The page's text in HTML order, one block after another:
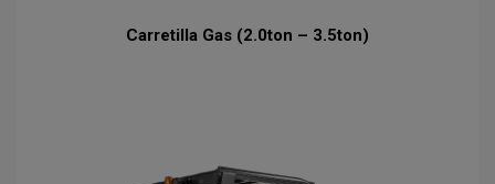
Carretilla Gas (2.0ton – 3.5ton)